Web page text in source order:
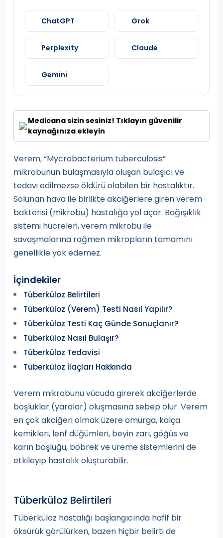
ChatGPT Grok
Perplexity Claude
Gemini
Medicana sizin sesiniz! Tıklayın güvenilir
kaynağınıza ekleyin
Verem, “Mycrobacterium tuberculosis”
mikrobunun bulaşmasıyla oluşan bulaşıcı ve
tedavi edilmezse öldürü olabilen bir hastalıktır.
Solunan hava ile birlikte akciğerlere giren verem
bakterisi (mikrobu) hastalığa yol açar. Bağışıklık
sistemi hücreleri, verem mikrobu ile
savaşmalarına rağmen mikropların tamamını
genellikle yok edemez.
İçindekiler
Tüberküloz Belirtileri
Tüberküloz (Verem) Testi Nasıl Yapılır?
Tüberküloz Testi Kaç Günde Sonuçlanır?
Tüberküloz Nasıl Bulaşır?
Tüberküloz Tedavisi
Tüberküloz İlaçları Hakkında
Verem mikrobunu vücuda girerek akciğerlerde
boşluklar (yaralar) oluşmasına sebep olur. Verem
en çok akciğeri olmak üzere omurga, kalça
kemikleri, lenf düğümleri, beyin zarı, göğüs ve
karın boşluğu, böbrek ve üreme sistemlerini de
etkileyip hastalık oluşturabilir.
Tüberküloz Belirtileri
Tüberküloz hastalığı başlangıcında hafif bir
öksürük görülürken, bazen hiçbir belirti de